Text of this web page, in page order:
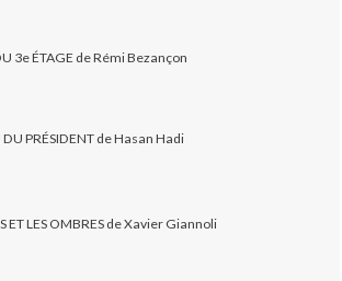
3e ÉTAGE de Rémi Bezançon
DU PRÉSIDENT de Hasan Hadi
ET LES OMBRES de Xavier Giannoli